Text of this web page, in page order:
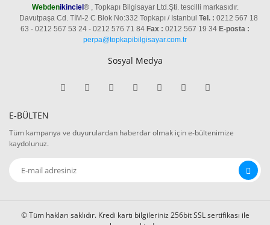
Webdenikinciel ®, Topkapı Bilgisayar Ltd.Şti. tescilli markasıdır.
Davutpaşa Cd. TİM-2 C Blok No:332 Topkapı / Istanbul Tel. : 0212 567 18
63 - 0212 567 53 24 - 0212 576 71 84 Fax : 0212 567 19 34 E-posta :
perpa@topkapibilgisayar.com.tr
Sosyal Medya
E-BÜLTEN
Tüm kampanya ve duyurulardan haberdar olmak için e-bültenimize
kaydolunuz.
© Tüm hakları saklıdır. Kredi kartı bilgileriniz 256bit SSL sertifikası ile